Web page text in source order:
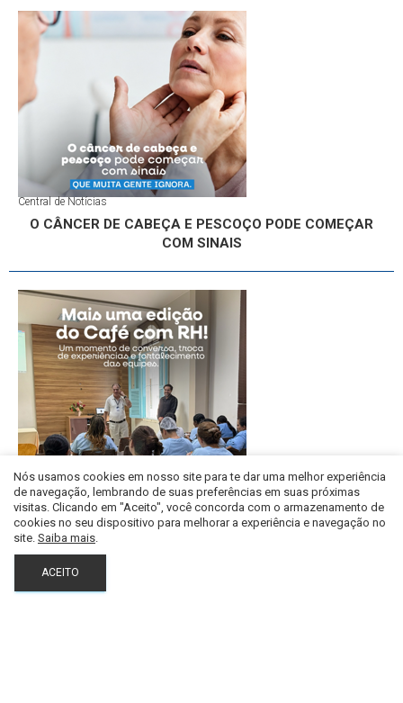
Central de Notícias
O CÂNCER DE CABEÇA E PESCOÇO PODE COMEÇAR
COM SINAIS
Central de Notícias
CAFÉ COM RH NO HOSPITAL SÃO PAULO
Nós usamos cookies em nosso site para te dar uma melhor experiência
de navegação, lembrando de suas preferências em suas próximas
visitas. Clicando em "Aceito", você concorda com o armazenamento de
cookies no seu dispositivo para melhorar a experiência e navegação no
site. Saiba mais.
ACEITO